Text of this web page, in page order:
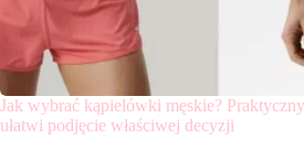
Jak wybrać kąpielówki męskie?
ułatwi podjęcie właściwej decyzji